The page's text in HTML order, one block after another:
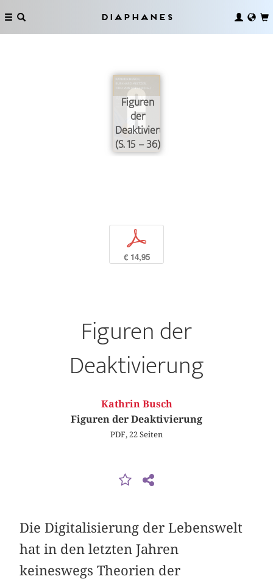
Diaphanes
Figuren
der
Deaktivierung
(S. 15 – 36)
p
€ 14,95
Figuren der
Deaktivierung
Kathrin Busch
Figuren der Deaktivierung
PDF, 22 Seiten
Die Digitalisierung der Lebenswelt
hat in den letzten Jahren
keineswegs Theorien der